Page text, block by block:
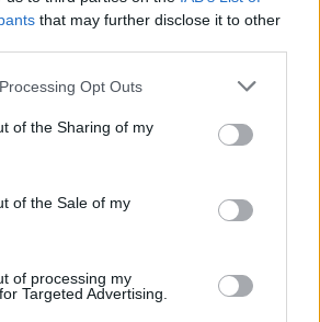
that may further disclose it to other
Opt Outs
of the Sharing of my
of the Sale of my
of processing my
Targeted Advertising.